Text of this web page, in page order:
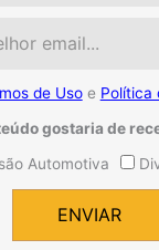
de Usoe Política
gostaria de
Automotiva
ENVIAR